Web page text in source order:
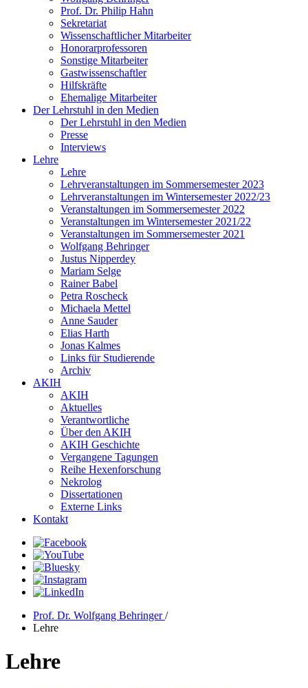
Prof. Dr. Philip Hahn
Sekretariat
Wissenschaftlicher Mitarbeiter
Honorarprofessoren
Sonstige Mitarbeiter
Gastwissenschaftler
Hilfskräfte
Ehemalige Mitarbeiter
Der Lehrstuhl in den Medien
Der Lehrstuhl in den Medien
Presse
Interviews
Lehre
Lehre
Lehrveranstaltungen im Sommersemester 2023
Lehrveranstaltungen im Wintersemester 2022/23
Veranstaltungen im Sommersemester 2022
Veranstaltungen im Wintersemester 2021/22
Veranstaltungen im Sommersemester 2021
Wolfgang Behringer
Justus Nipperdey
Mariam Selge
Rainer Babel
Petra Roscheck
Michaela Mettel
Anne Sauder
Elias Harth
Jonas Kalmes
Links für Studierende
Archiv
AKIH
AKIH
Aktuelles
Verantwortliche
Über den AKIH
AKIH Geschichte
Vergangene Tagungen
Reihe Hexenforschung
Nekrolog
Dissertationen
Externe Links
Kontakt
Prof. Dr. Wolfgang Behringer/
Lehre
Lehre